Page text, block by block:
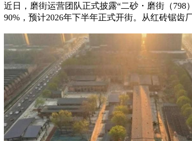
近日，磨街运营团队正式披露“二砂・磨街（
90%，预计2026年下半年正式开街。从红砖锯齿